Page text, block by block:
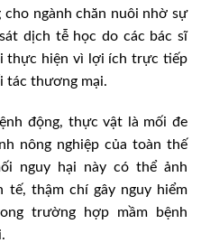
ngành chăn nuôi nhờ sự
dịch tễ học do các bác sĩ
thực hiện vì lợi ích trực tiếp
tác thương mại.
động, thực vật là mối đe
nông nghiệp của toàn thế
nguy hại này có thể ảnh
tế, thậm chí gây nguy hiểm
trường hợp mầm bệnh